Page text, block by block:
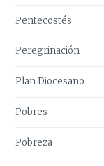
Pentecostés
Peregrinación
Plan Diocesano
Pobres
Pobreza